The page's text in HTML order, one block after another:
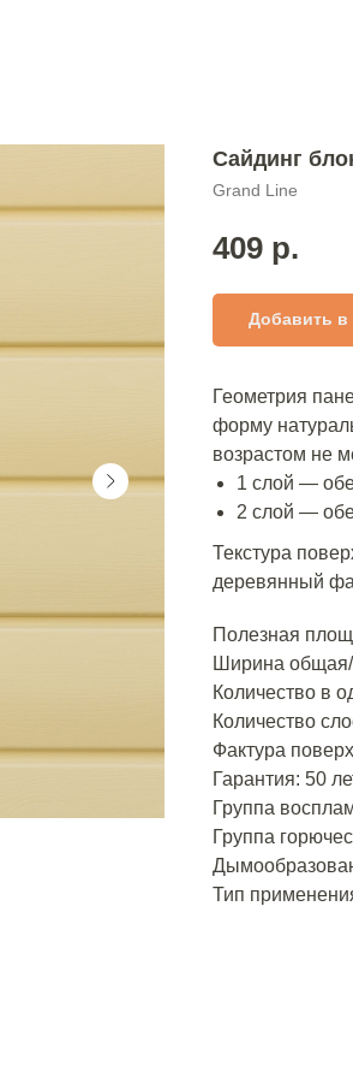
Сайдинг
Grand Line
409 р.
Добавить в
Геометрия
форму
возрастом не
1 слой —
2 слой —
Текстура
деревянный
Полезная
Ширина
Количество в
Количество
Фактура
Гарантия: 50
Группа
Группа
Тип